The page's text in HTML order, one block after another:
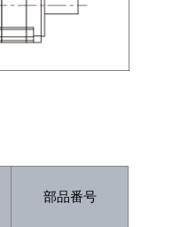
部品番号